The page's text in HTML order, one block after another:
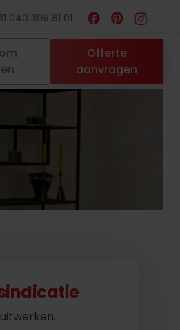
040 309 81 01
Offerte
aanvragen